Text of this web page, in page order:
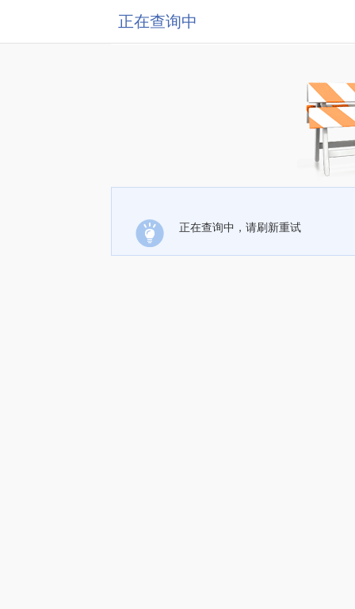
正在查询中
正在查询中，请刷新重试